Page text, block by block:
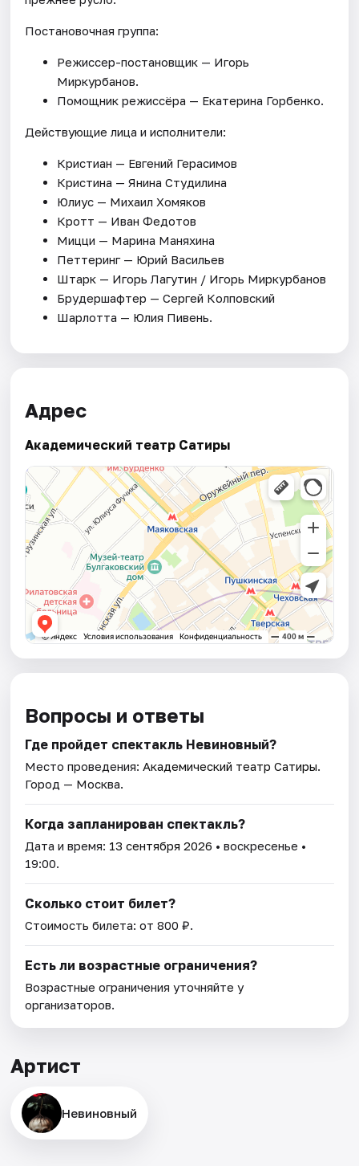
Постановочная группа:
Режиссер-постановщик — Игорь
Миркурбанов.
Помощник режиссёра — Екатерина Горбенко.
Действующие лица и исполнители:
Кристиан — Евгений Герасимов
Кристина — Янина Студилина
Юлиус — Михаил Хомяков
Кротт — Иван Федотов
Мицци — Марина Маняхина
Петтеринг — Юрий Васильев
Штарк — Игорь Лагутин / Игорь Миркурбанов
Брудершафтер — Сергей Колповский
Шарлотта — Юлия Пивень.
Адрес
Академический театр Сатиры
Вопросы и ответы
Где пройдет спектакль Невиновный?
Место проведения:Академический театр Сатиры.
Город — Москва.
Когда запланирован спектакль?
Дата и время: 13 сентября 2026 • воскресенье •
19:00.
Сколько стоит билет?
Стоимость билета: от 800 ₽.
Есть ли возрастные ограничения?
Возрастные ограничения уточняйте у
организаторов.
Артист
Невиновный